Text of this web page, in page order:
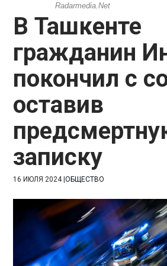
В Ташкенте
гражданин
покончил с
оставив
записку
16 ИЮЛЯ 2024|ОБЩЕСТВО